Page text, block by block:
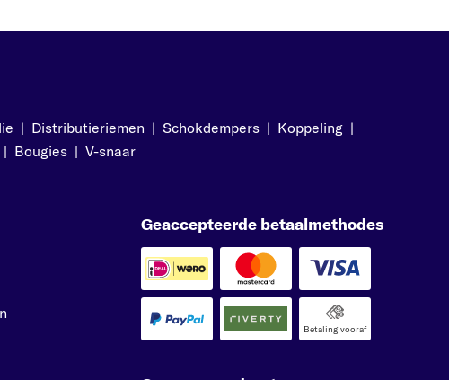
| Distributieriemen | Schokdempers | Koppeling |
| Bougies | V-snaar
Geaccepteerde betaalmethodes
Betaling vooraf